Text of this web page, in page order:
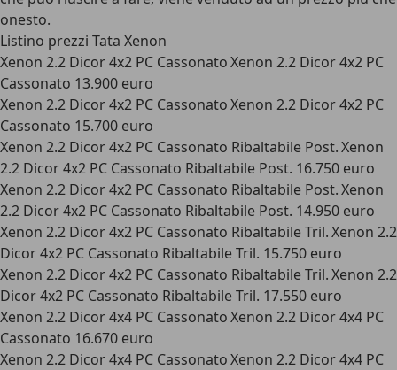
onesto.
Listino prezzi Tata Xenon
Xenon 2.2 Dicor 4x2 PC Cassonato Xenon 2.2 Dicor 4x2 PC
Cassonato 13.900 euro
Xenon 2.2 Dicor 4x2 PC Cassonato Xenon 2.2 Dicor 4x2 PC
Cassonato 15.700 euro
Xenon 2.2 Dicor 4x2 PC Cassonato Ribaltabile Post. Xenon
2.2 Dicor 4x2 PC Cassonato Ribaltabile Post. 16.750 euro
Xenon 2.2 Dicor 4x2 PC Cassonato Ribaltabile Post. Xenon
2.2 Dicor 4x2 PC Cassonato Ribaltabile Post. 14.950 euro
Xenon 2.2 Dicor 4x2 PC Cassonato Ribaltabile Tril. Xenon 2.2
Dicor 4x2 PC Cassonato Ribaltabile Tril. 15.750 euro
Xenon 2.2 Dicor 4x2 PC Cassonato Ribaltabile Tril. Xenon 2.2
Dicor 4x2 PC Cassonato Ribaltabile Tril. 17.550 euro
Xenon 2.2 Dicor 4x4 PC Cassonato Xenon 2.2 Dicor 4x4 PC
Cassonato 16.670 euro
Xenon 2.2 Dicor 4x4 PC Cassonato Xenon 2.2 Dicor 4x4 PC